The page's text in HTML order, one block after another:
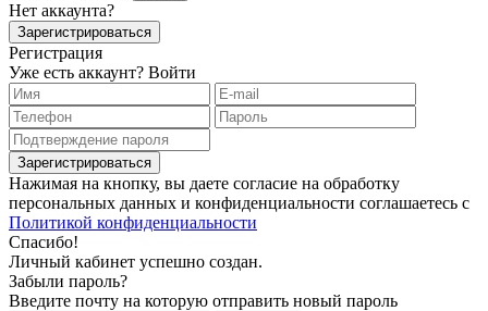
Нет аккаунта?
Зарегистрироваться
Регистрация
Уже есть аккаунт? Войти
Зарегистрироваться
Нажимая на кнопку, вы даете согласие на обработку
персональных данных и конфиденциальности соглашаетесь с
Политикой конфиденциальности
Спасибо!
Личный кабинет успешно создан.
Забыли пароль?
Введите почту на которую отправить новый пароль